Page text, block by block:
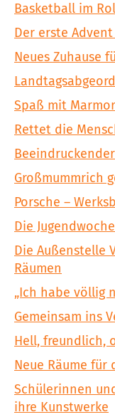
Basketball im
Der erste
Neues Zuhause
Spaß mit
Rettet die
Großmummrich
Porsche –
Die
Die Außenstelle
Räumen
„Ich habe völlig
Gemeinsam ins
Hell, freundlich,
Neue Räume für
Schülerinnen
ihre Kunstwerke